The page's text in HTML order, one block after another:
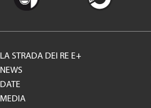
Footer
GH
LA STRADA DEI RE E+
NEWS
DATE
MEDIA